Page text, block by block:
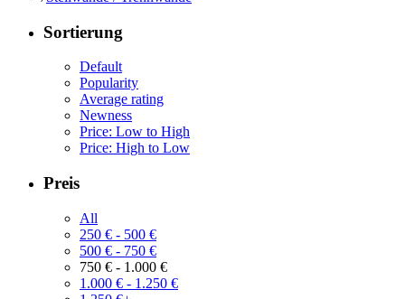
Sortierung
Default
Popularity
Average rating
Newness
Price: Low to High
Price: High to Low
Preis
All
250 € - 500 €
500 € - 750 €
750 € - 1.000 €
1.000 € - 1.250 €